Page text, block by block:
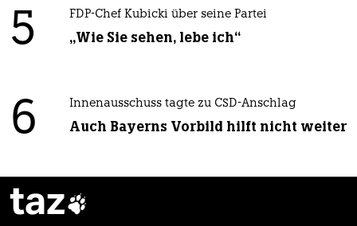
5 FDP-Chef Kubicki über seine Partei
„Wie Sie sehen, lebe ich“
6 Innenausschuss tagte zu CSD-Anschlag
Auch Bayerns Vorbild hilft nicht weiter
taz